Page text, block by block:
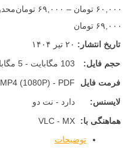
۶۰,۰۰۰ تومان – ۶۹,۰۰۰ تومان
۶۹,۰۰۰ تومان
تاریخ انتشار: ۲۰ تیر ۱۴۰۴
حجم فایل:
103 مگابایت - 5 مگابایت
فرمت فایل
MP4 (1080P) - PDF
لایسنس:
دارد - نت دو
هماهنگی با:
VLC - MX
توضیحات